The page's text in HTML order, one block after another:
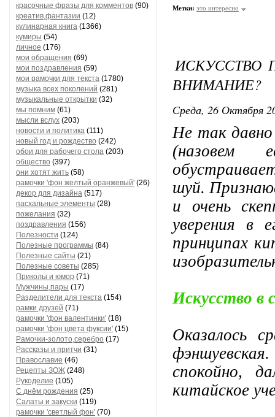
красочные фразы для комментов (90)
креатив,фантазии (12)
кулинарная книга (1366)
кумиры (54)
личное (176)
мои обращения (69)
мои поздравления (59)
мои рамочки для текста (1780)
музыка всех поколений (281)
музыкальные открытки (32)
мы помним (61)
мысли вслух (203)
новости и политика (111)
новый год и рождество (242)
обои для рабочего стола (203)
общество (397)
они хотят жить (58)
рамочки 'фон желтый оранжевый' (26)
декор для дизайна (517)
пасхальные элементы (28)
пожелания (32)
поздравления (156)
Полезности (124)
Полезные программы (84)
Полезные сайты (21)
Полезные советы (285)
Приколы и юмор (71)
Мужчины,пары (17)
Разделители для текста (154)
рамки друзей (71)
рамочки 'фон валентинки' (18)
рамочки 'фон цвета фуксии' (15)
Рамочки-золото,серебро (17)
Рассказы и притчи (31)
Православие (46)
Рецепты ЗОЖ (248)
Рукоделие (105)
С днём рождения (25)
Салаты и закуски (119)
рамочки 'светлый фон' (70)
Метки: это интересно
ИСКУССТВО
ВНИМАНИЕ?
Среда, 26 Октября
Не так
(назовем
шуй.
и очень
уверения в
принципах
Искусство в
Оказалось
спокойно,
китайское